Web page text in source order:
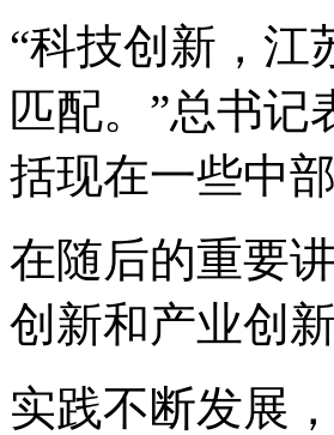
“科技创新，江
匹配。”总书记
括现在一些中
在随后的重要
创新和产业创
实践不断发展